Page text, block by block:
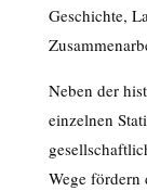
Geschichte,
Neben der
einzelnen
Wege fördern